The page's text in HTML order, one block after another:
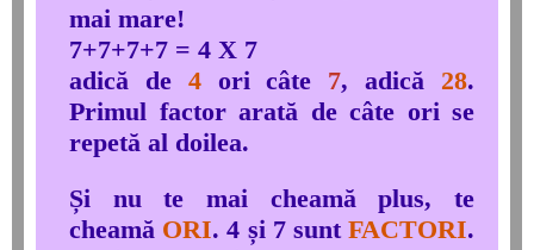
mai mare!
7+7+7+7 = 4 X 7
adică de 4ori câte 7, adică 28.
Primul factor arată de câte ori se
repetă al doilea.
Și nu te mai cheamă plus, te
cheamă ORI. 4 și 7 suntFACTORI.